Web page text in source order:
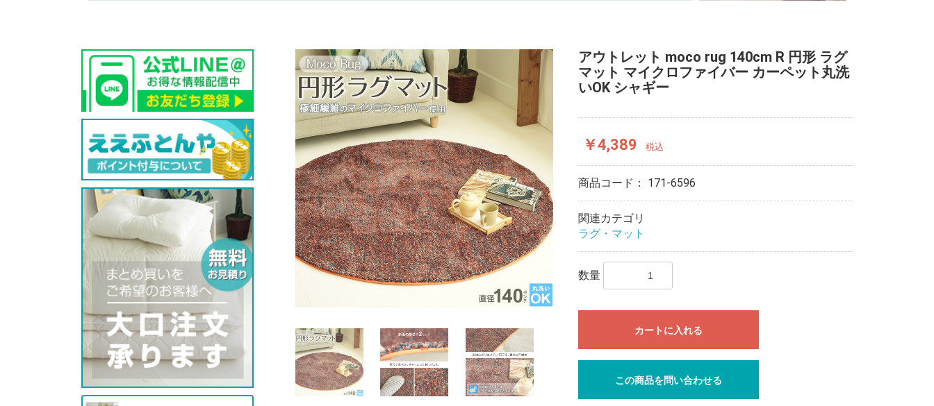
アウトレット moco rug 140cm R 円形 ラグ
マット マイクロファイバー カーペット丸洗
いOK シャギー
￥4,389 税込
商品コード： 171-6596
関連カテゴリ
ラグ・マット
数量
カートに入れる
この商品を問い合わせる